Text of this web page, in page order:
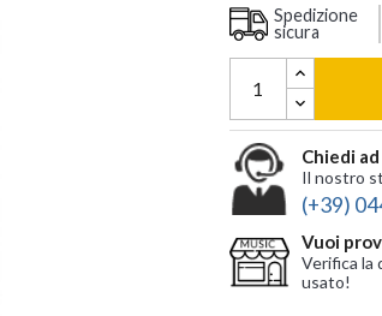
Spedizione
sicura
Chiedi
Il nostro
(+39)
Vuoi
Verifica la
usato!